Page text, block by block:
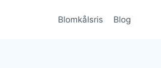
Blomkålsris Blog